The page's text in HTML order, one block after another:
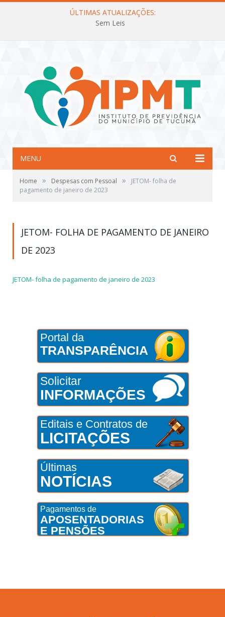
ÚLTIMAS ATUALIZAÇÕES:
Sem Leis
MENU
Home » Despesas com Pessoal »
JETOM- folha de
pagamento de janeiro de 2023
JETOM- FOLHA DE PAGAMENTO DE JANEIRO
DE 2023
JETOM- folha de pagamento de janeiro de 2023
Portal da
TRANSPARÊNCIA
Solicitar
INFORMAÇÕES
Editais e Contratos de
LICITAÇÕES
Últimas
NOTÍCIAS
Pagamentos de
APOSENTADORIAS
E PENSÕES